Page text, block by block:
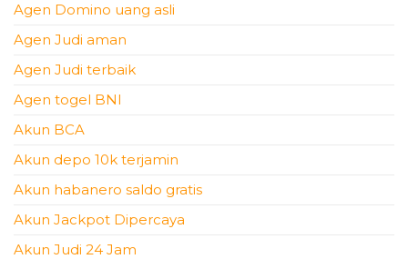
Agen Domino uang asli
Agen Judi aman
Agen Judi terbaik
Agen togel BNI
Akun BCA
Akun depo 10k terjamin
Akun habanero saldo gratis
Akun Jackpot Dipercaya
Akun Judi 24 Jam